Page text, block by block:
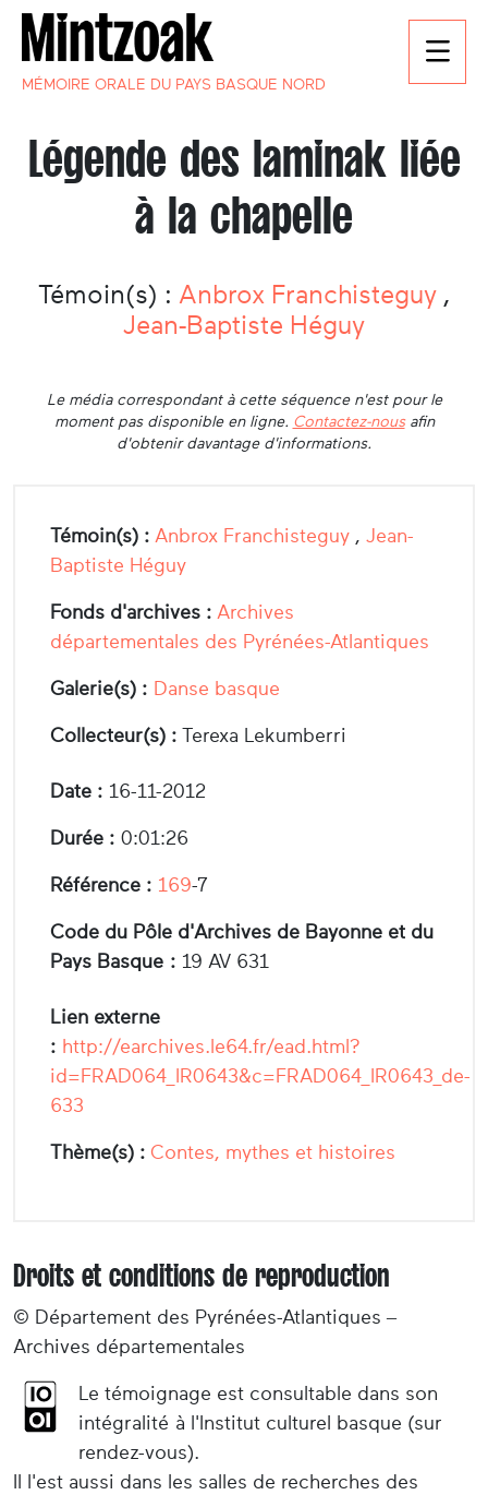
MÉMOIRE ORALE DU PAYS BASQUE NORD
Légende des laminak liée
à la chapelle
Témoin(s) : Anbrox Franchisteguy ,
Jean-Baptiste Héguy
Le média correspondant à cette séquence n'est pour le
moment pas disponible en ligne. Contactez-nousafin
d'obtenir davantage d'informations.
Témoin(s) : Anbrox Franchisteguy , Jean-
Baptiste Héguy
Fonds d'archives : Archives
départementales des Pyrénées-Atlantiques
Galerie(s) : Danse basque
Collecteur(s) : Terexa Lekumberri
Date : 16-11-2012
Durée : 0:01:26
Référence : 169-7
Code du Pôle d'Archives de Bayonne et du
Pays Basque : 19 AV 631
Lien externe
: http://earchives.le64.fr/ead.html?
id=FRAD064_IR0643&c=FRAD064_IR0643_de-
633
Thème(s) : Contes, mythes et histoires
Droits et conditions de reproduction
© Département des Pyrénées-Atlantiques –
Archives départementales
Le témoignage est consultable dans son
intégralité à l'Institut culturel basque (sur
rendez-vous).
Il l'est aussi dans les salles de recherches des